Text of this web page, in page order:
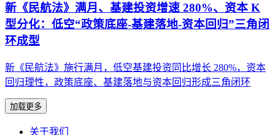
新《民航法》满月、基建投资增速 280%、资本 K
型分化：低空“政策底座-基建落地-资本回归”三角闭
环成型
新《民航法》施行满月，低空基建投资同比增长 280%，资本
回归理性，政策底座、基建落地与资本回归形成三角闭环
加载更多
关于我们